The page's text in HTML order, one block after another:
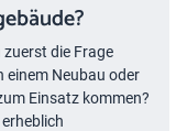
zuerst die Frage
einem Neubau oder
Einsatz kommen?